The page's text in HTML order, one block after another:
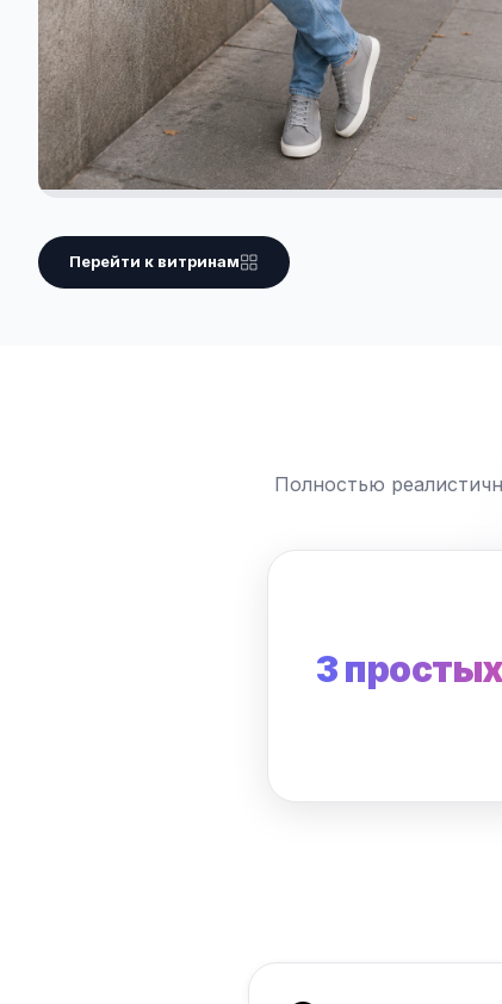
Перейти к витринам
Полностью
3